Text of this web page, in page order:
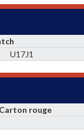
U17J1
Carton rouge